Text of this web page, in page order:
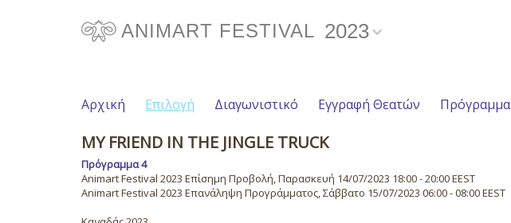
ANIMART FESTIVAL 2023
Αρχική Επιλογή Διαγωνιστικό Εγγραφή Θεατών Πρόγραμμα
MY FRIEND IN THE JINGLE TRUCK
Πρόγραμμα 4
Animart Festival 2023 Επίσημη Προβολή, Παρασκευή 14/07/2023 18:00 - 20:00 EEST
Animart Festival 2023 Επανάληψη Προγράμματος, Σάββατο 15/07/2023 06:00 - 08:00 EEST